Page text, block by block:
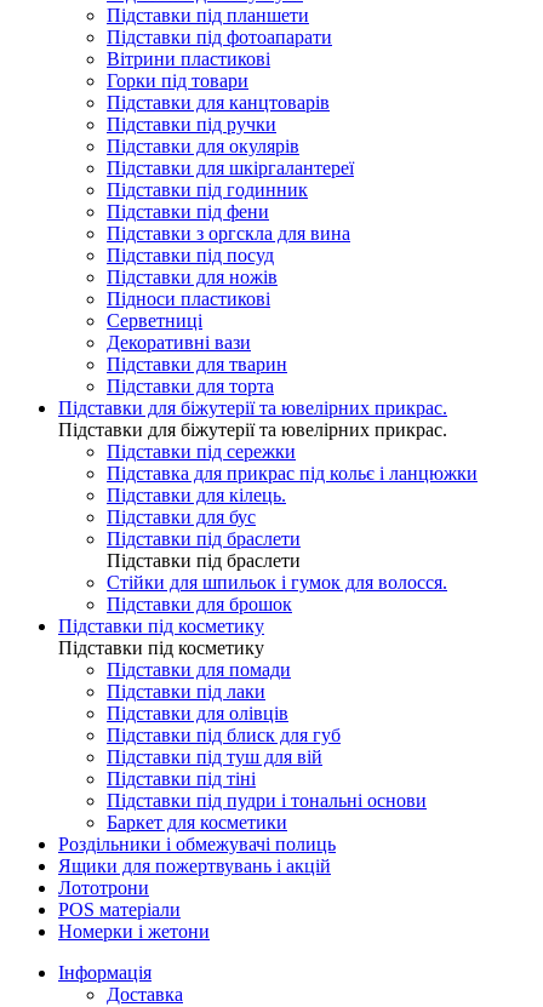
Підставки під планшети
Підставки під фотоапарати
Вітрини пластикові
Горки під товари
Підставки для канцтоварів
Підставки під ручки
Підставки для окулярів
Підставки для шкіргалантереї
Підставки під годинник
Підставки під фени
Підставки з оргскла для вина
Підставки під посуд
Підставки для ножів
Підноси пластикові
Серветниці
Декоративні вази
Підставки для тварин
Підставки для торта
Підставки для біжутерії та ювелірниx прикрас.
Підставки для біжутерії та ювелірниx прикрас.
Підставки під сережки
Підставка для прикрас під кольє і ланцюжки
Підставки для кілець.
Підставки для бус
Підставки під браслети
Підставки під браслети
Стійки для шпильок і гумок для волосся.
Підставки для брошок
Підставки під косметику
Підставки під косметику
Підставки для помади
Підставки під лаки
Підставки для олівців
Підставки під блиск для губ
Підставки під туш для вій
Підставки під тіні
Підставки під пудри і тональні основи
Баркет для косметики
Роздільники і обмежувачі полиць
Ящики для пожертвувань і акцій
Лототрони
POS матеріали
Номерки і жетони
Інформація
Доставка